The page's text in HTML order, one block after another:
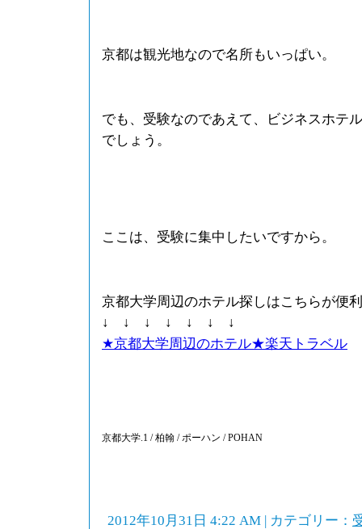
京都は観光地なので名所もいっぱい。
でも、受験なのであえて、ビジネスホテ
でしょう。
ここは、受験に集中したいですから。
京都大学周辺のホテル探しはこちらが便
↓ ↓ ↓ ↓ ↓ ↓ ↓
★京都大学周辺のホテル★楽天トラベル
京都大学.1 / 柏翰 / ポーハン / POHAN
2012年10月31日 4:22 AM | カテゴリー：